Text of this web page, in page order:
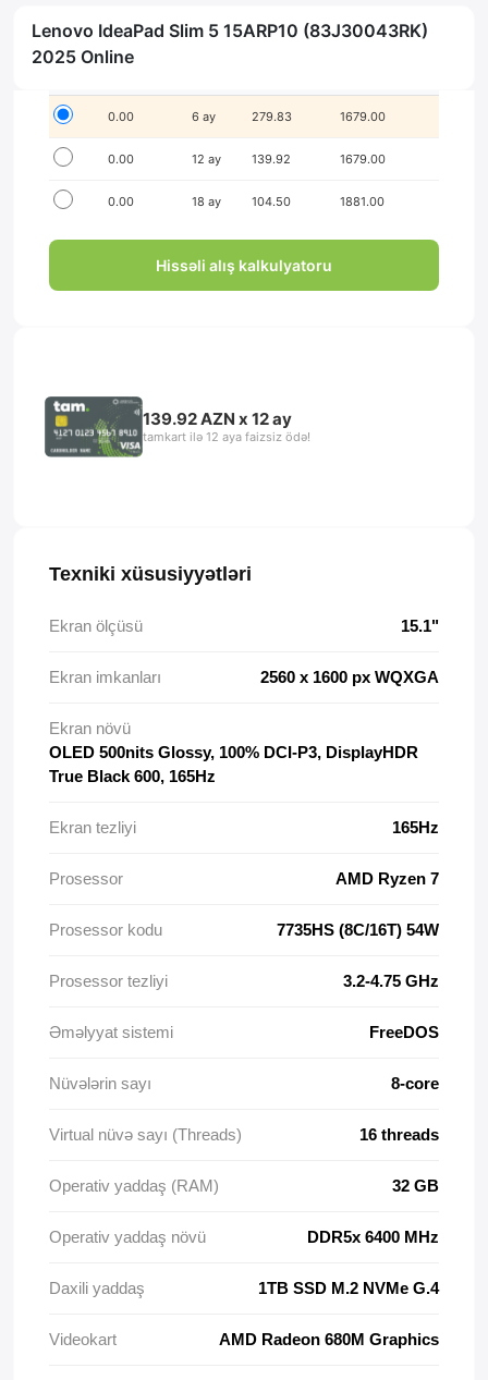
Lenovo IdeaPad Slim 5 15ARP10 (83J30043RK)
2025 Online
İlkin ödənişsiz hissə-hissə ödə!
0.00 6 ay 279.83 1679.00
0.00 12 ay 139.92 1679.00
0.00 18 ay 104.50 1881.00
Hissəli alış kalkulyatoru
139.92 AZN x 12 ay
tamkart ilə 12 aya faizsiz ödə!
Texniki xüsusiyyətləri
Ekran ölçüsü 15.1"
Ekran imkanları 2560 x 1600 px WQXGA
Ekran növü
OLED 500nits Glossy, 100% DCI-P3, DisplayHDR
True Black 600, 165Hz
Ekran tezliyi 165Hz
Prosessor AMD Ryzen 7
Prosessor kodu 7735HS (8C/16T) 54W
Prosessor tezliyi 3.2-4.75 GHz
Əməlyyat sistemi FreeDOS
Nüvələrin sayı 8-core
Virtual nüvə sayı (Threads) 16 threads
Operativ yaddaş (RAM) 32 GB
Operativ yaddaş növü DDR5x 6400 MHz
Daxili yaddaş 1TB SSD M.2 NVMe G.4
Videokart AMD Radeon 680M Graphics